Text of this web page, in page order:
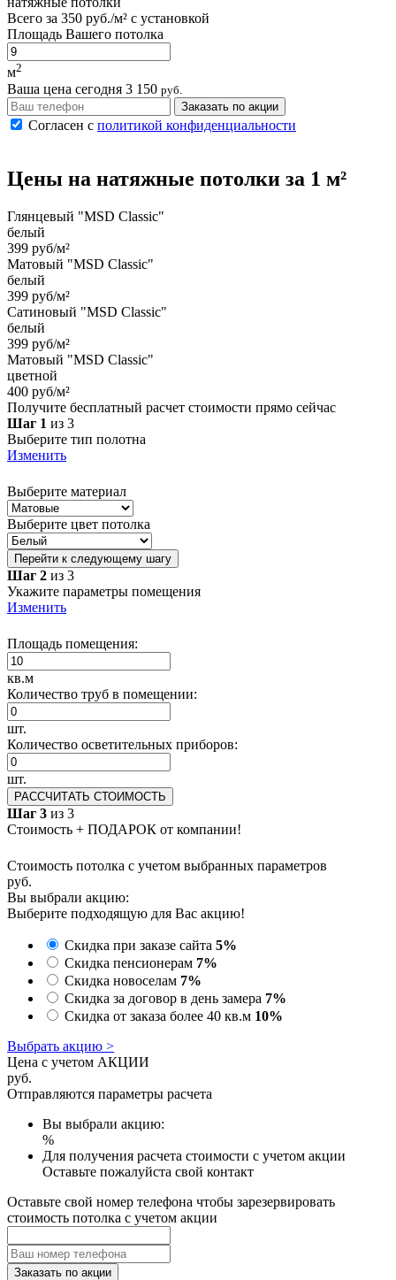
Всего за 350 руб./м² с установкой
Площадь Вашего потолка
м2
Ваша цена сегодня 3 150 руб.
Заказать по акции
Согласен с политикой конфиденциальности
Цены на натяжные потолки за 1 м²
Глянцевый "MSD Classic"
белый
399 руб/м²
Матовый "MSD Classic"
белый
399 руб/м²
Сатиновый "MSD Classic"
белый
399 руб/м²
Матовый "MSD Classic"
цветной
400 руб/м²
Получите бесплатный расчет стоимости прямо сейчас
Шаг 1 из 3
Выберите тип полотна
Изменить
Выберите материал
Выберите цвет потолка
Перейти к следующему шагу
Шаг 2 из 3
Укажите параметры помещения
Изменить
Площадь помещения:
кв.м
Количество труб в помещении:
шт.
Количество осветительных приборов:
шт.
РАССЧИТАТЬ СТОИМОСТЬ
Шаг 3 из 3
Стоимость + ПОДАРОК от компании!
Стоимость потолка с учетом выбранных параметров
руб.
Вы выбрали акцию:
Выберите подходящую для Вас акцию!
Скидка при заказе сайта 5%
Скидка пенсионерам 7%
Скидка новоселам 7%
Скидка за договор в день замера 7%
Скидка от заказа более 40 кв.м 10%
Выбрать акцию >
Цена с учетом АКЦИИ
руб.
Отправляются параметры расчета
Вы выбрали акцию:
%
Для получения расчета стоимости с учетом акции
Оставьте пожалуйста свой контакт
Оставьте свой номер телефона чтобы зарезервировать
стоимость потолка с учетом акции
Заказать по акции